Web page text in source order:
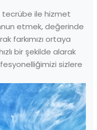
tecrübe ile hizmet
etmek, değerinde
farkımızı ortaya
bir şekilde alarak
sizlere